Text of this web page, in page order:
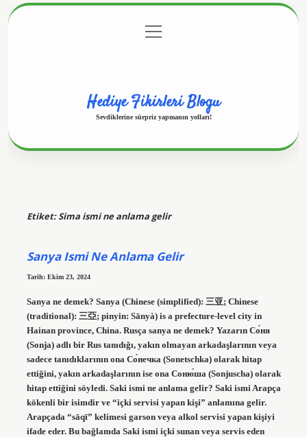
Gizlilik Politikası
menüyü
aç
Hediye Fikirleri Blogu
Sevdiklerine sürpriz yapmanın yolları!
Etiket:Sima ismi ne anlama gelir
Sanya Ismi Ne Anlama Gelir
Tarih: Ekim 23, 2024
Sanya ne demek? Sanya (Chinese (simplified): 三亚; Chinese
(traditional): 三亞; pinyin: Sānyà) is a prefecture-level city in
Hainan province, China. Rusça sanya ne demek? Yazarın Со́ня
(Sonja) adlı bir Rus tanıdığı, yakın olmayan arkadaşlarının veya
sadece tanıdıklarının ona Со́нечка (Sonetschka) olarak hitap
ettiğini, yakın arkadaşlarının ise ona Соню́ша (Sonjuscha) olarak
hitap ettiğini söyledi. Saki ismi ne anlama gelir? Saki ismi Arapça
kökenli bir isimdir ve “içki servisi yapan kişi” anlamına gelir.
Arapçada “sāqī” kelimesi garson veya alkol servisi yapan kişiyi
ifade eder. Bu bağlamda Saki ismi içki sunan veya servis eden